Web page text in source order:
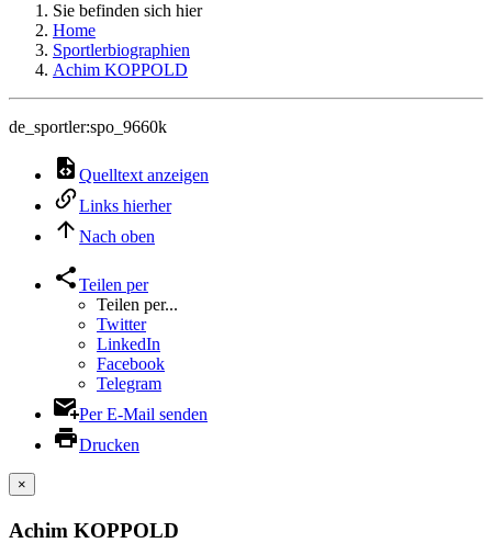
Sie befinden sich hier
Home
Sportlerbiographien
Achim KOPPOLD
de_sportler:spo_9660k
Quelltext anzeigen
Links hierher
Nach oben
Teilen per
Teilen per...
Twitter
LinkedIn
Facebook
Telegram
Per E-Mail senden
Drucken
×
Achim KOPPOLD